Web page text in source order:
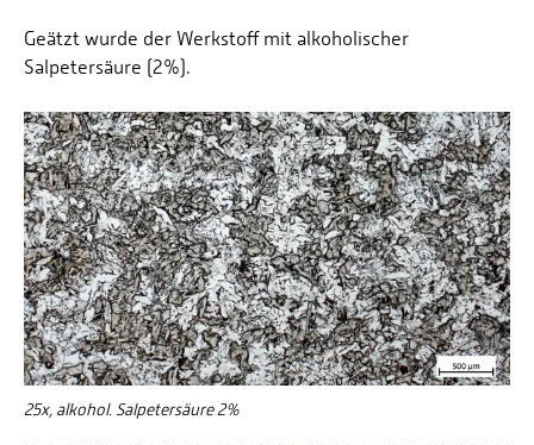
Geätzt wurde der Werkstoff mit alkoholischer
Salpetersäure (2%).
25x, alkohol. Salpetersäure 2%